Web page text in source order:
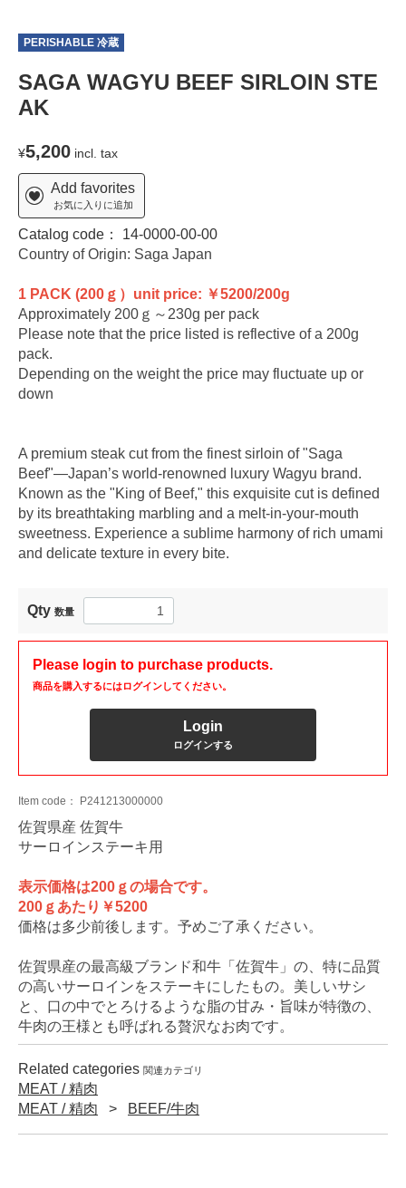
PERISHABLE 冷蔵
SAGA WAGYU BEEF SIRLOIN STE
AK
¥5,200 incl. tax
Add favorites
お気に入りに追加
Catalog code： 14-0000-00-00
Country of Origin: Saga Japan
1 PACK (200ｇ）unit price: ￥5200/200g
Approximately 200ｇ～230g per pack
Please note that the price listed is reflective of a 200g
pack.
Depending on the weight the price may fluctuate up or
down
A premium steak cut from the finest sirloin of "Saga
Beef"—Japan’s world-renowned luxury Wagyu brand.
Known as the "King of Beef," this exquisite cut is defined
by its breathtaking marbling and a melt-in-your-mouth
sweetness. Experience a sublime harmony of rich umami
and delicate texture in every bite.
Qty 数量
Please login to purchase products.
商品を購入するにはログインしてください。
Login
ログインする
Item code： P241213000000
佐賀県産 佐賀牛
サーロインステーキ用
表示価格は200ｇの場合です。
200ｇあたり￥5200
価格は多少前後します。予めご了承ください。
佐賀県産の最高級ブランド和牛「佐賀牛」の、特に品質
の高いサーロインをステーキにしたもの。美しいサシ
と、口の中でとろけるような脂の甘み・旨味が特徴の、
牛肉の王様とも呼ばれる贅沢なお肉です。
Related categories 関連カテゴリ
MEAT / 精肉
MEAT / 精肉
BEEF/牛肉